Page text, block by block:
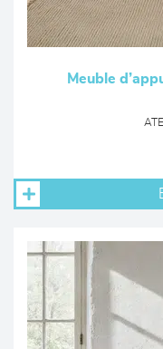
Meuble